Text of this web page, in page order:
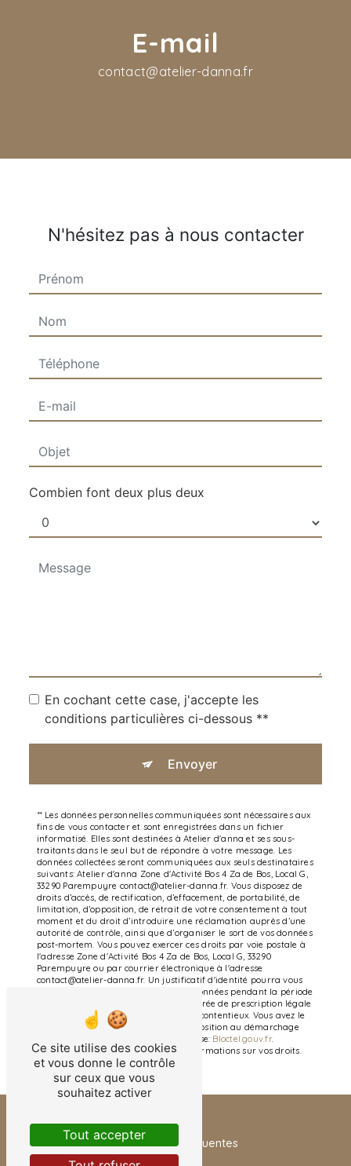
E-mail
contact@atelier-danna.fr
N'hésitez pas à nous contacter
Combien font deux plus deux
En cochant cette case, j'accepte les
conditions particulières ci-dessous **
Envoyer
** Les données personnelles communiquées sont nécessaires aux
fins de vous contacter et sont enregistrées dans un fichier
informatisé. Elles sont destinées à Atelier d'anna et ses sous-
traitants dans le seul but de répondre à votre message. Les
données collectées seront communiquées aux seuls destinataires
suivants: Atelier d'anna Zone d'Activité Bos 4 Za de Bos, Local G,
33290 Parempuyre contact@atelier-danna.fr. Vous disposez de
droits d’accès, de rectification, d’effacement, de portabilité, de
limitation, d’opposition, de retrait de votre consentement à tout
moment et du droit d’introduire une réclamation auprès d’une
autorité de contrôle, ainsi que d’organiser le sort de vos données
post-mortem. Vous pouvez exercer ces droits par voie postale à
l'adresse Zone d'Activité Bos 4 Za de Bos, Local G, 33290
Parempuyre ou par courrier électronique à l'adresse
contact@atelier-danna.fr. Un justificatif d'identité pourra vous
être demandé. Nous conservons vos données pendant la période
de prise de contact puis pendant la durée de prescription légale
aux fins probatoires et de gestion des contentieux. Vous avez le
droit de vous inscrire sur la liste d'opposition au démarchage
téléphonique, disponible à cette adresse: Bloctel.gouv.fr.
Consultez le site cnil.fr pour plus d’informations sur vos droits.
Recherches fréquentes
Ce site utilise des cookies
et vous donne le contrôle
sur ceux que vous
souhaitez activer
Tout accepter